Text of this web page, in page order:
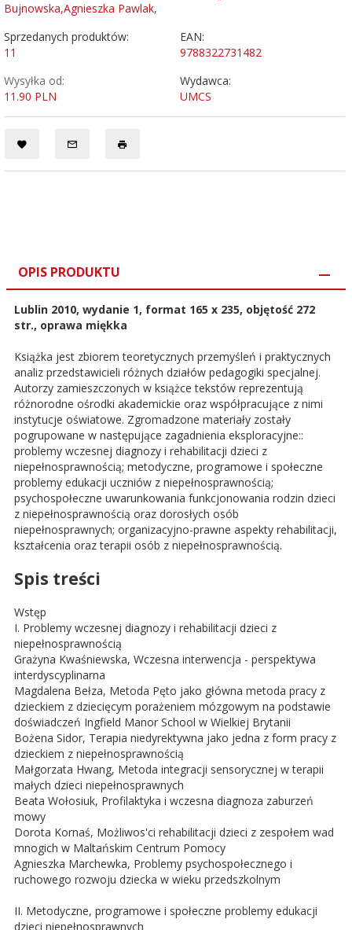
Bujnowska,Agnieszka Pawlak,
Sprzedanych produktów:
11
EAN:
9788322731482
Wysyłka od:
11.90 PLN
Wydawca:
UMCS
OPIS PRODUKTU
Lublin 2010, wydanie 1, format 165 x 235, objętość 272
str., oprawa miękka
Książka jest zbiorem teoretycznych przemyśleń i praktycznych
analiz przedstawicieli różnych działów pedagogiki specjalnej.
Autorzy zamieszczonych w książce tekstów reprezentują
różnorodne ośrodki akademickie oraz współpracujące z nimi
instytucje oświatowe. Zgromadzone materiały zostały
pogrupowane w następujące zagadnienia eksploracyjne::
problemy wczesnej diagnozy i rehabilitacji dzieci z
niepełnosprawnością; metodyczne, programowe i społeczne
problemy edukacji uczniów z niepełnosprawnością;
psychospołeczne uwarunkowania funkcjonowania rodzin dzieci
z niepełnosprawnością oraz dorosłych osób
niepełnosprawnych; organizacyjno-prawne aspekty rehabilitacji,
kształcenia oraz terapii osób z niepełnosprawnością.
Spis treści
Wstęp
I. Problemy wczesnej diagnozy i rehabilitacji dzieci z
niepełnosprawnością
Grażyna Kwaśniewska, Wczesna interwencja - perspektywa
interdyscyplinarna
Magdalena Bełza, Metoda Pęto jako główna metoda pracy z
dzieckiem z dziecięcym porażeniem mózgowym na podstawie
doświadczeń Ingfield Manor School w Wielkiej Brytanii
Bożena Sidor, Terapia niedyrektywna jako jedna z form pracy z
dzieckiem z niepełnosprawnością
Małgorzata Hwang, Metoda integracji sensorycznej w terapii
małych dzieci niepełnosprawnych
Beata Wołosiuk, Profilaktyka i wczesna diagnoza zaburzeń
mowy
Dorota Kornaś, Możliwos'ci rehabilitacji dzieci z zespołem wad
mnogich w Maltańskim Centrum Pomocy
Agnieszka Marchewka, Problemy psychospołecznego i
ruchowego rozwoju dziecka w wieku przedszkolnym
II. Metodyczne, programowe i społeczne problemy edukacji
dzieci niepełnosprawnych